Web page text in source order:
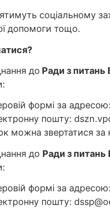
соціальному
допомоги тощо.
до Ради з
формі за
пошту:
можна звертатися
до Ради з
формі за
пошту: